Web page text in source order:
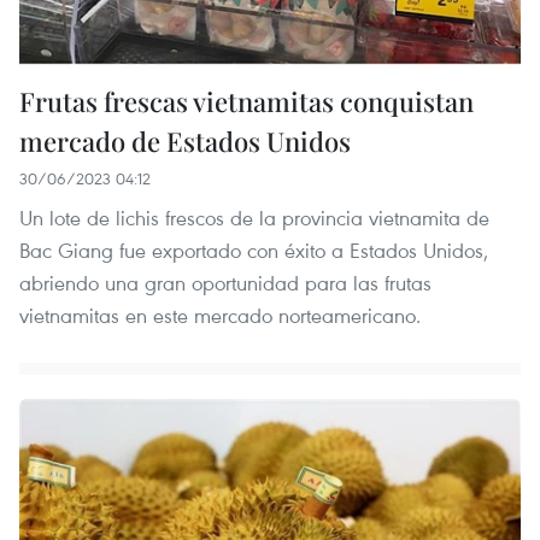
Frutas frescas vietnamitas conquistan
mercado de Estados Unidos
30/06/2023 04:12
Un lote de lichis frescos de la provincia vietnamita de
Bac Giang fue exportado con éxito a Estados Unidos,
abriendo una gran oportunidad para las frutas
vietnamitas en este mercado norteamericano.